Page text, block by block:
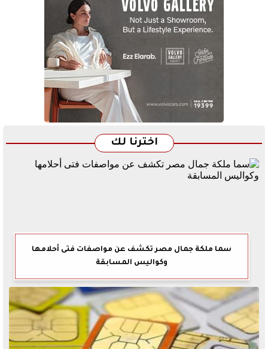
اخترنا لك
سما ملكة جمال مصر تكشف عن مواصفات فتى أحلامها
وكواليس المسابقة